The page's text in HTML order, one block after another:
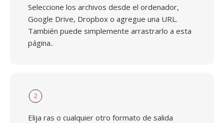
Seleccione los archivos desde el ordenador,
Google Drive, Dropbox o agregue una URL.
También puede simplemente arrastrarlo a esta
página..
2
Elija ras o cualquier otro formato de salida